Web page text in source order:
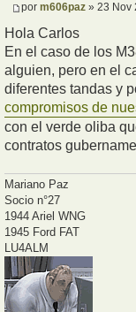
por m606paz » 23 Nov
Hola Carlos
En el caso de los
alguien, pero en el
diferentes tandas y
compromisos de
con el verde oliba
contratos
Mariano Paz
Socio n°27
1944 Ariel WNG
1945 Ford FAT
LU4ALM